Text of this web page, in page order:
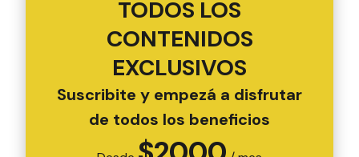
TODOS LOS
CONTENIDOS
EXCLUSIVOS
Suscribite y empezá a disfrutar
de todos los beneficios